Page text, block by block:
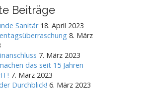
Beiträge
Sanitär 18. April 2023
8. März
7. März 2023
das seit 15 Jahren
7. März 2023
Durchblick! 6. März 2023